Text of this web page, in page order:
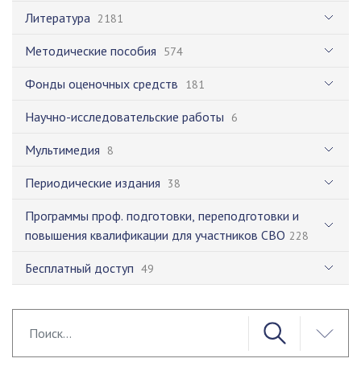
Литература 2181
Методические пособия 574
Фонды оценочных средств 181
Научно-исследовательские работы 6
Мультимедия 8
Периодические издания 38
Программы проф. подготовки, переподготовки и
повышения квалификации для участников СВО 228
Бесплатный доступ 49